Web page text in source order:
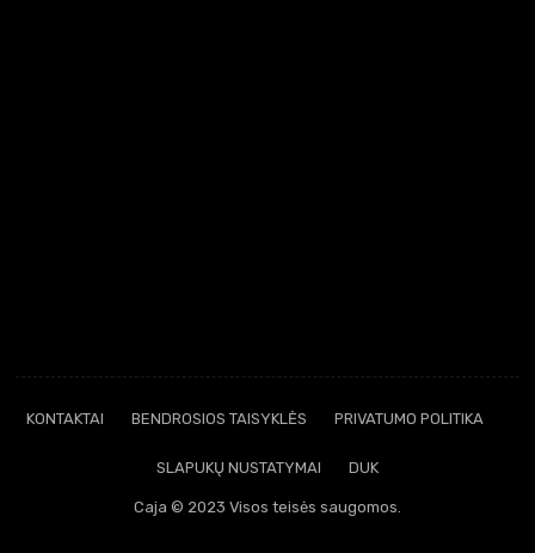
KONTAKTAI BENDROSIOS TAISYKLĖS PRIVATUMO POLITIKA
SLAPUKŲ NUSTATYMAI DUK
Caja © 2023 Visos teisės saugomos.